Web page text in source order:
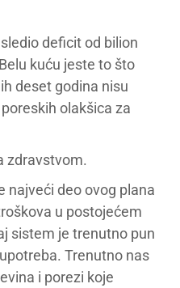
deficit od bilion
kuću jeste to što
deset godina nisu
olakšica za
zdravstvom.
najveći deo ovog plana
u postojećem
sistem je trenutno pun
Trenutno nas
i porezi koje